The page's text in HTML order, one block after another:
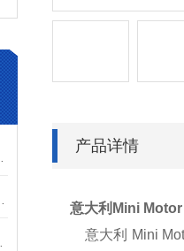
产品详情
意大利Mini
意大利 Mini